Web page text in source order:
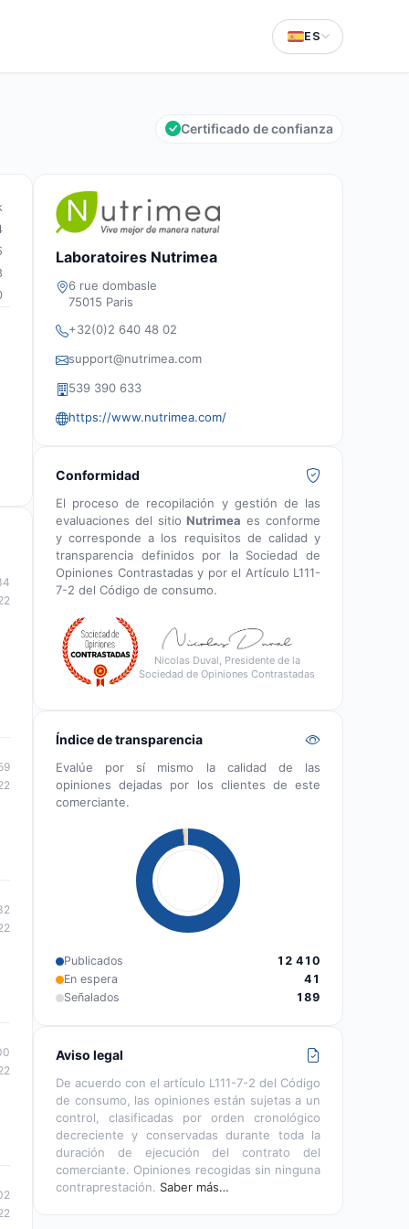
ES
Certificado de confianza
Laboratoires Nutrimea
6 rue dombasle
75015 Paris
+32(0)2 640 48 02
support@nutrimea.com
539 390 633
https://www.nutrimea.com/
Conformidad
El proceso de recopilación y gestión de las
evaluaciones del sitioNutrimea es conforme
y corresponde a los requisitos de calidad y
transparencia definidos por la Sociedad de
Opiniones Contrastadas y por el Artículo L111-
7-2 del Código de consumo.
Nicolas Duval, Presidente de la
Sociedad de Opiniones Contrastadas
Índice de transparencia
Evalúe por sí mismo la calidad de las
opiniones dejadas por los clientes de este
comerciante.
Publicados
12 410
En espera
41
Señalados
189
Aviso legal
De acuerdo con el artículo L111-7-2 del Código
de consumo, las opiniones están sujetas a un
control, clasificadas por orden cronológico
decreciente y conservadas durante toda la
duración de ejecución del contrato del
comerciante. Opiniones recogidas sin ninguna
contraprestación. Saber más…